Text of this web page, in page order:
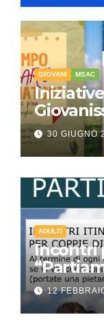
GIOVANI MSAC
30 GIUGNO
ADULTI
Incontri
12